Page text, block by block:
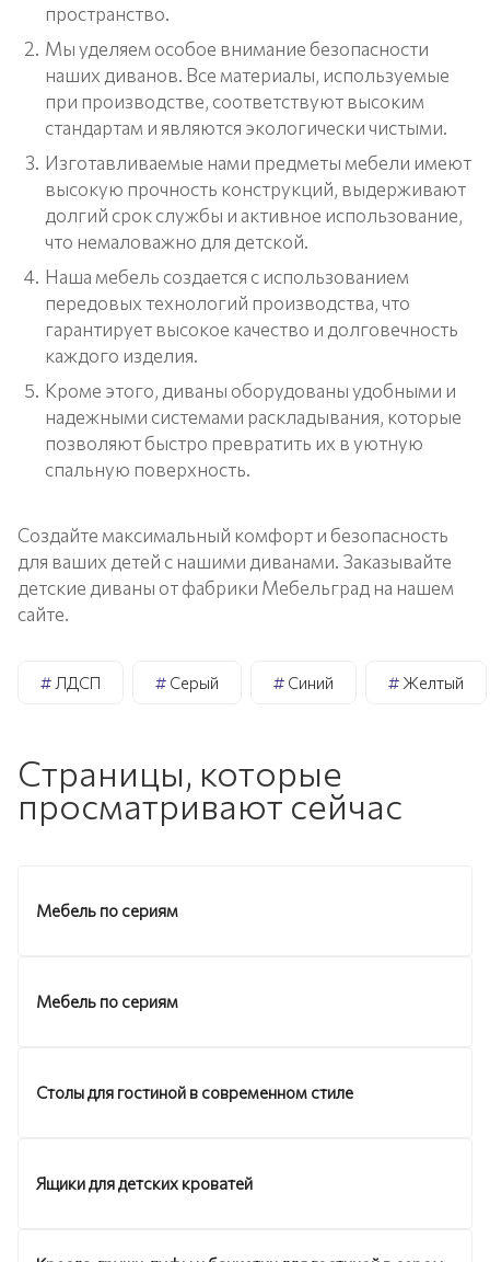
пространство.
Мы уделяем особое внимание безопасности
наших диванов. Все материалы, используемые
при производстве, соответствуют высоким
стандартам и являются экологически чистыми.
Изготавливаемые нами предметы мебели имеют
высокую прочность конструкций, выдерживают
долгий срок службы и активное использование,
что немаловажно для детской.
Наша мебель создается с использованием
передовых технологий производства, что
гарантирует высокое качество и долговечность
каждого изделия.
Кроме этого, диваны оборудованы удобными и
надежными системами раскладывания, которые
позволяют быстро превратить их в уютную
спальную поверхность.
Создайте максимальный комфорт и безопасность
для ваших детей с нашими диванами. Заказывайте
детские диваны от фабрики Мебельград на нашем
сайте.
# ЛДСП # Серый # Синий # Желтый
Страницы, которые
просматривают сейчас
Мебель по сериям
Мебель по сериям
Столы для гостиной в современном стиле
Ящики для детских кроватей